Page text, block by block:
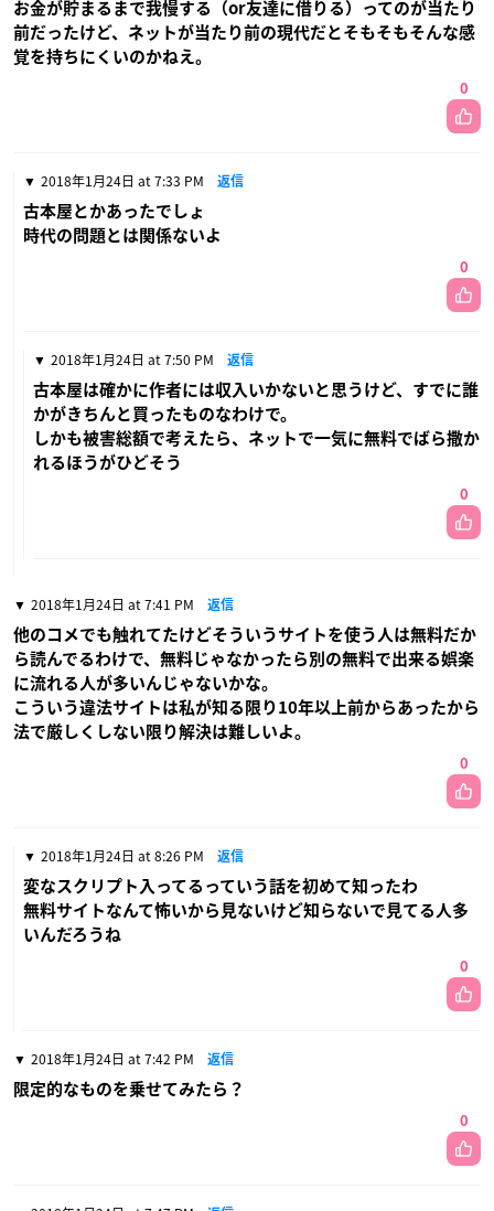
お金が貯まるまで我慢する（or友達に借りる）ってのが当たり
前だったけど、ネットが当たり前の現代だとそもそもそんな感
覚を持ちにくいのかねえ。
0
2018年1月24日 at 7:33 PM 返信
古本屋とかあったでしょ
時代の問題とは関係ないよ
0
2018年1月24日 at 7:50 PM 返信
古本屋は確かに作者には収入いかないと思うけど、すでに誰
かがきちんと買ったものなわけで。
しかも被害総額で考えたら、ネットで一気に無料でばら撒か
れるほうがひどそう
0
2018年1月24日 at 7:41 PM 返信
他のコメでも触れてたけどそういうサイトを使う人は無料だか
ら読んでるわけで、無料じゃなかったら別の無料で出来る娯楽
に流れる人が多いんじゃないかな。
こういう違法サイトは私が知る限り10年以上前からあったから
法で厳しくしない限り解決は難しいよ。
0
2018年1月24日 at 8:26 PM 返信
変なスクリプト入ってるっていう話を初めて知ったわ
無料サイトなんて怖いから見ないけど知らないで見てる人多
いんだろうね
0
2018年1月24日 at 7:42 PM 返信
限定的なものを乗せてみたら？
0